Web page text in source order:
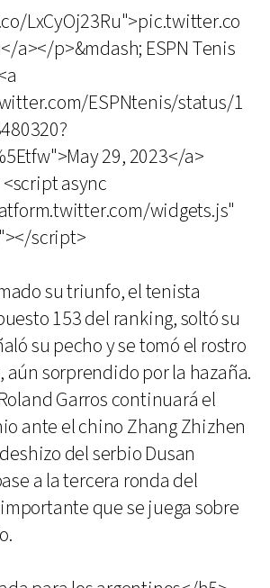
LxCyOj23Ru">pic.twitter.co
a></p>&mdash; ESPN Tenis
ESPNtenis/status/1
29, 2023</a>
async
widgets.js"
script>
su triunfo, el tenista
153 del ranking, soltó su
su pecho y se tomó el rostro
aún sorprendido por la hazaña.
Garros continuará el
ante el chino Zhang Zhizhen
del serbio Dusan
a la tercera ronda del
que se juega sobre